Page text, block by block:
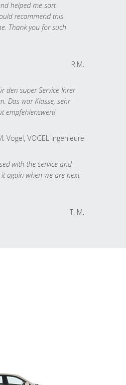
helped me sort
recommend this
Thank you for such
R.M.
den super Service Ihrer
Das war Klasse, sehr
empfehlenswert!
Vogel, VOGEL Ingenieure
with the service and
again when we are next
T. M.